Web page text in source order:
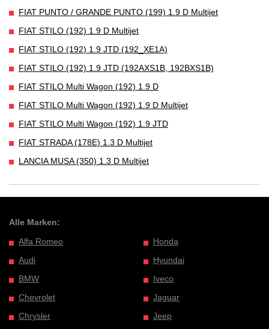
FIAT PUNTO / GRANDE PUNTO (199) 1.9 D Multijet
FIAT STILO (192) 1.9 D Multijet
FIAT STILO (192) 1.9 JTD (192_XE1A)
FIAT STILO (192) 1.9 JTD (192AXS1B, 192BXS1B)
FIAT STILO Multi Wagon (192) 1.9 D
FIAT STILO Multi Wagon (192) 1.9 D Multijet
FIAT STILO Multi Wagon (192) 1.9 JTD
FIAT STRADA (178E) 1.3 D Multijet
LANCIA MUSA (350) 1.3 D Multijet
Alle Marken:
Alfa Romeo
Audi
BMW
Chevrolet
Chrysler
Honda
Hyundai
Iveco
Jaguar
Jeep